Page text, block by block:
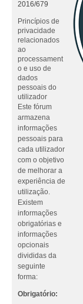
2016/679
Princípios de
privacidade
relacionados
ao
processament
o e uso de
dados
pessoais do
utilizador
Este fórum
armazena
informações
pessoais para
cada utilizador
com o objetivo
de melhorar a
experiência de
utilização.
Existem
informações
obrigatórias e
informações
opcionais
divididas da
seguinte
forma:
Obrigatório: